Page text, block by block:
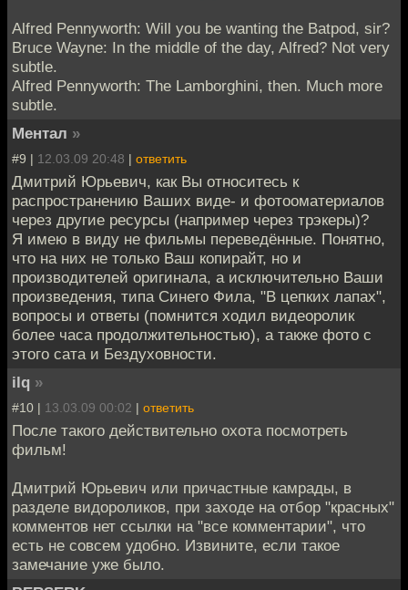
Alfred Pennyworth: Will you be wanting the Batpod, sir?
Bruce Wayne: In the middle of the day, Alfred? Not very
subtle.
Alfred Pennyworth: The Lamborghini, then. Much more
subtle.
Ментал »
#9 | 12.03.09 20:48 | ответить
Дмитрий Юрьевич, как Вы относитесь к
распространению Ваших виде- и фотооматериалов
через другие ресурсы (например через трэкеры)?
Я имею в виду не фильмы переведённые. Понятно,
что на них не только Ваш копирайт, но и
производителей оригинала, а исключительно Ваши
произведения, типа Синего Фила, "В цепких лапах",
вопросы и ответы (помнится ходил видеоролик
более часа продолжительностью), а также фото с
этого сата и Бездуховности.
ilq »
#10 | 13.03.09 00:02 | ответить
После такого действительно охота посмотреть
фильм!
Дмитрий Юрьевич или причастные камрады, в
разделе видороликов, при заходе на отбор "красных"
комментов нет ссылки на "все комментарии", что
есть не совсем удобно. Извините, если такое
замечание уже было.